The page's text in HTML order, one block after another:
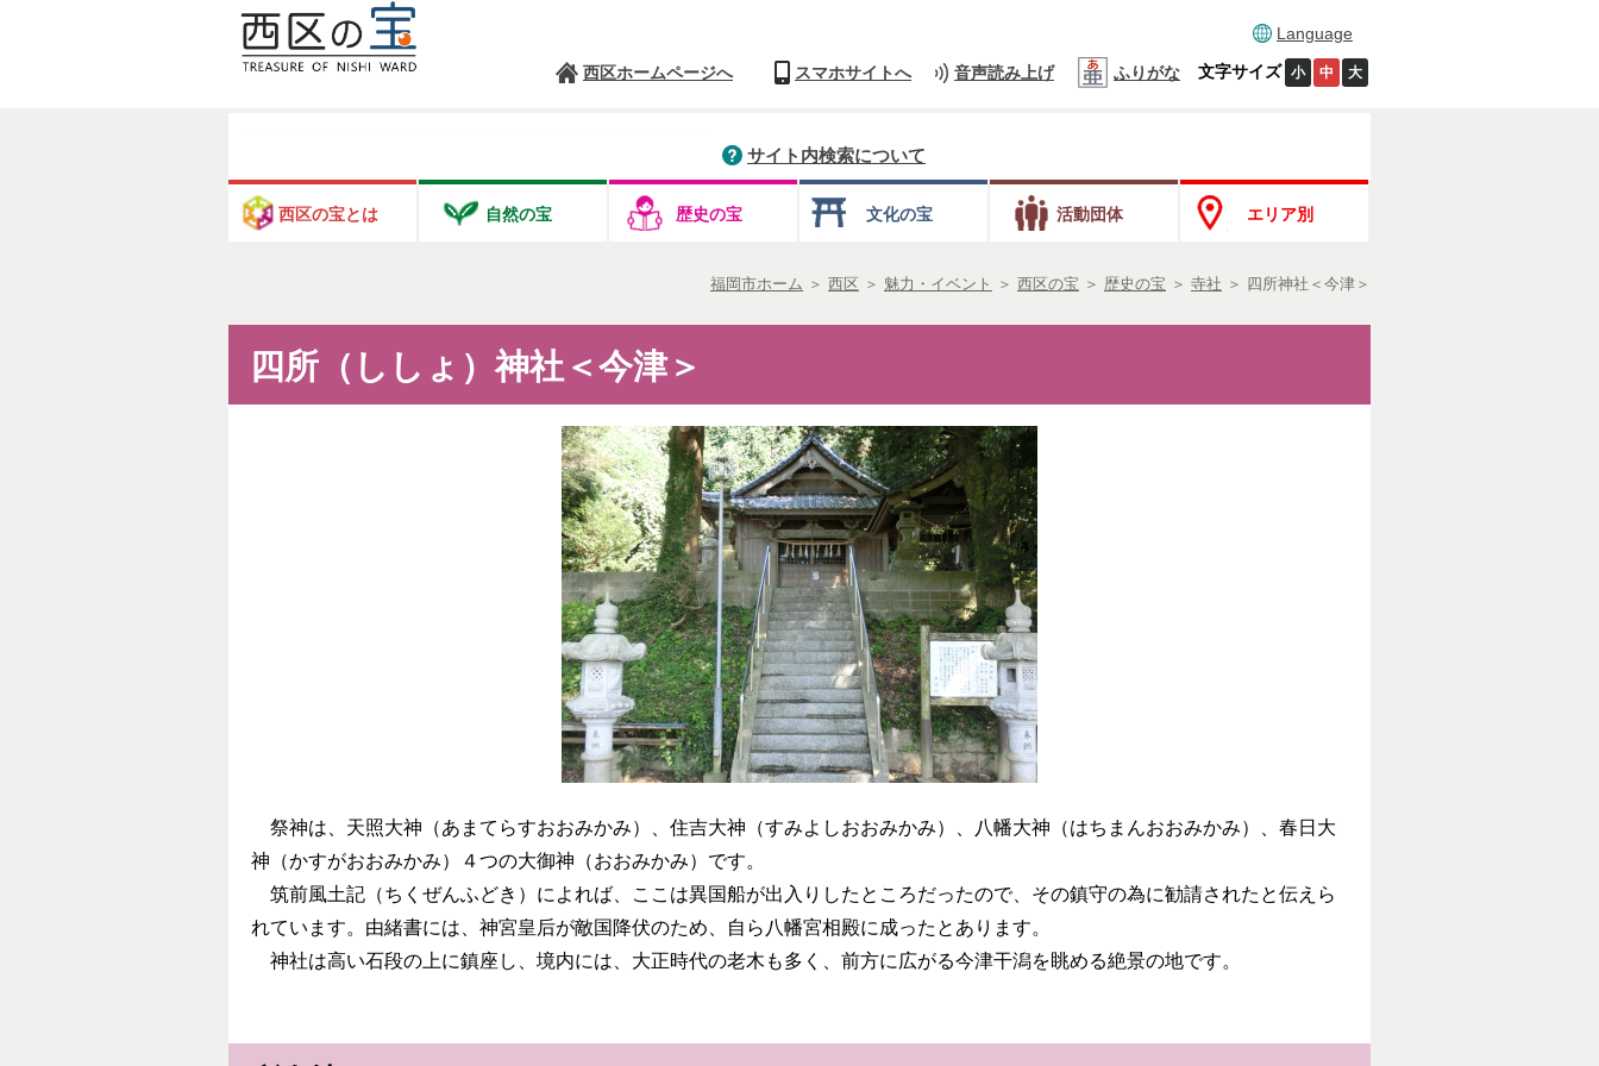
Language
西区ホームページへ スマホサイトへ 音声読み上げ ふりがな 文字サイズ 小 中 大
サイト内検索について
西区の宝とは 自然の宝 歴史の宝 文化の宝 活動団体 エリア別
福岡市ホーム ＞ 西区 ＞ 魅力・イベント ＞ 西区の宝 ＞ 歴史の宝 ＞ 寺社 ＞ 四所神社＜今津＞
四所（ししょ）神社＜今津＞
祭神は、天照大神（あまてらすおおみかみ）、住吉大神（すみよしおおみかみ）、八幡大神（はちまんおおみかみ）、春日大
神（かすがおおみかみ）４つの大御神（おおみかみ）です。
筑前風土記（ちくぜんふどき）によれば、ここは異国船が出入りしたところだったので、その鎮守の為に勧請されたと伝えら
れています。由緒書には、神宮皇后が敵国降伏のため、自ら八幡宮相殿に成ったとあります。
神社は高い石段の上に鎮座し、境内には、大正時代の老木も多く、前方に広がる今津干潟を眺める絶景の地です。